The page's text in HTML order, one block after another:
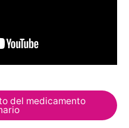
del medicamento